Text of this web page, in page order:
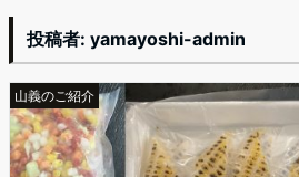
投稿者: yamayoshi-admin
山義のご紹介